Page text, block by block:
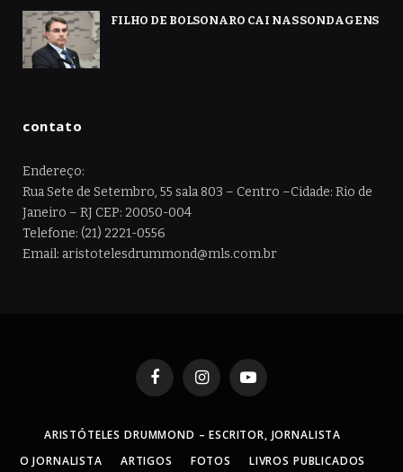
FILHO DE BOLSONARO CAI NAS SONDAGENS
contato
Endereço:
Rua Sete de Setembro, 55 sala 803 – Centro –Cidade: Rio de
Janeiro – RJ CEP: 20050-004
Telefone: (21) 2221-0556
Email: aristotelesdrummond@mls.com.br
FacebookInstagramYouTube
ARISTÓTELES DRUMMOND – ESCRITOR, JORNALISTA
O JORNALISTA
ARTIGOS FOTOS LIVROS PUBLICADOS